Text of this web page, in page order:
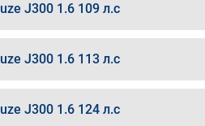
J300 1.6 109 л.с
J300 1.6 113 л.с
J300 1.6 124 л.с